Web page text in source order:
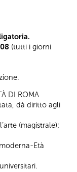
(tutti i giorni
DI ROMA
dà diritto agli
(magistrale);
Età